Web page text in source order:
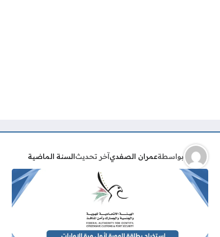
بواسطةعمران الصفديآخر تحديثالسنة الماضية